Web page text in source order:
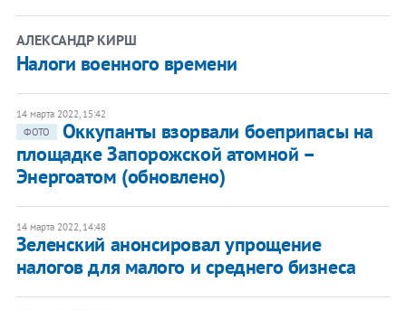
АЛЕКСАНДР КИРШ
Налоги военного времени
14 марта 2022, 15:42
ФОТО
Оккупанты взорвали боеприпасы на
площадке Запорожской атомной –
Энергоатом (обновлено)
14 марта 2022, 14:48
Зеленский анонсировал упрощение
налогов для малого и среднего бизнеса